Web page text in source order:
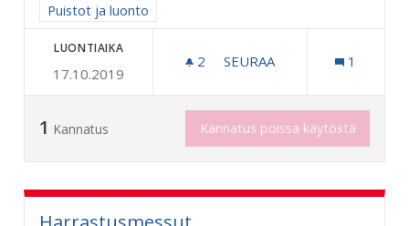
Rajaa tulokset aihepiirin mukaan: Puistot ja luonto
Puistot ja luonto
LUONTIAIKA
17.10.2019
2 2 SEURAAJAA
SEURAA 1
1 Kannatus Kannatus poissa käytöstä